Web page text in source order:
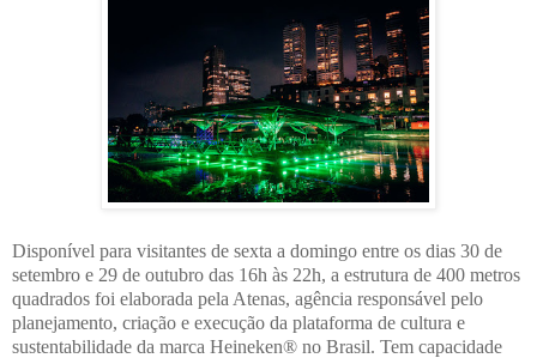
Disponível para visitantes de sexta a domingo entre os dias 30 de
setembro e 29 de outubro das 16h às 22h, a estrutura de 400 metros
quadrados foi elaborada pela Atenas, agência responsável pelo
planejamento, criação e execução da plataforma de cultura e
sustentabilidade da marca Heineken® no Brasil. Tem capacidade